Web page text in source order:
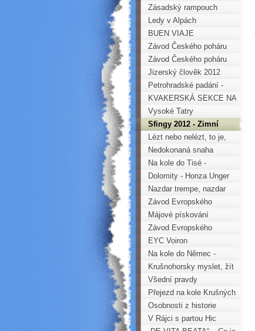
Zásadský rampouch
Ledy v Alpách
BUEN VIAJE
Závod Českého poháru
mládeže v Jablonci n/N
Závod Českého poháru
mládeže v Jičíně
Jizerský člověk 2012
Petrohradské padání -
Sklárna 2012
KVAKERSKÁ SEKCE NA
LOVU VELRYB
Vysoké Tatry
Sfingy 2012 - Zimní
metodika
Lézt nebo nelézt, to je,
oč tu běží
Nedokonaná snaha
dosáhnout cíle
Na kole do Tisé -
Odpadkyáda 2012
Dolomity - Honza Unger
Nazdar trempe, nazdar
kamaráde!
Závod Evropského
poháru mládeže ve
Francii
Májové pískování
Závod Evropského
poháru mládeže v Linzi
EYC Voiron
Na kole do Němec -
Katzensteiny
Krušnohorsky myslet, žít
a lézt
Všední pravdy
Přejezd na kole Krušných
hor ve dvou dnech
Osobnosti z historie
Krušných hor (3. část)
V Rájci s partou Hic